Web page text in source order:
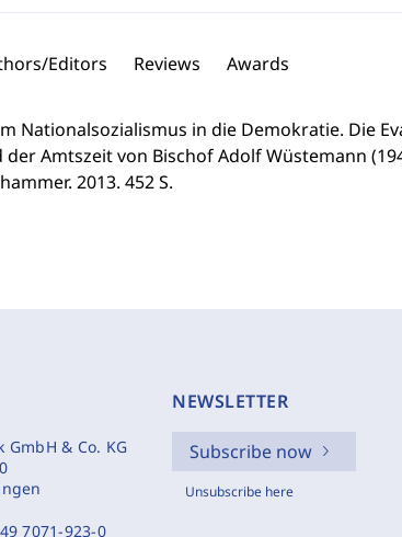
Editors Reviews Awards
Nationalsozialismus in die Demokratie. Die
Amtszeit von Bischof Adolf Wüstemann
2013. 452 S.
GmbH & Co. KG
7071-923-0
NEWSLETTER
Subscribe now
Unsubscribe here